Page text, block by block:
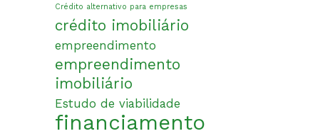
Crédito alternativo para empresas
crédito imobiliário
empreendimento
empreendimento
imobiliário
Estudo de viabilidade
financiamento